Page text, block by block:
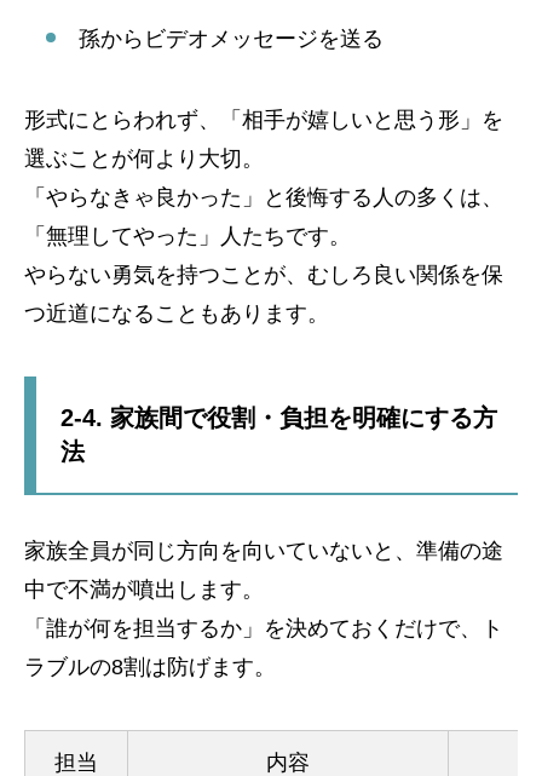
孫からビデオメッセージを送る
形式にとらわれず、「相手が嬉しいと思う形」を
選ぶことが何より大切。
「やらなきゃ良かった」と後悔する人の多くは、
「無理してやった」人たちです。
やらない勇気を持つことが、むしろ良い関係を保
つ近道になることもあります。
2-4. 家族間で役割・負担を明確にする方
法
家族全員が同じ方向を向いていないと、準備の途
中で不満が噴出します。
「誰が何を担当するか」を決めておくだけで、ト
ラブルの8割は防げます。
担当 内容